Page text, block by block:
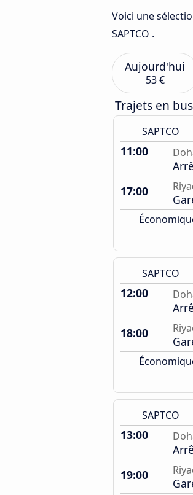
Voici une
SAPTCO .
Aujourd'hui
53 €
Trajets en
SAPTCO
11:00
17:00
SAPTCO
12:00
18:00
SAPTCO
13:00
19:00